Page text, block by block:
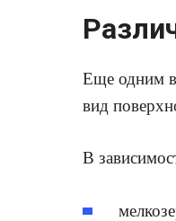
Еще одним
вид
В